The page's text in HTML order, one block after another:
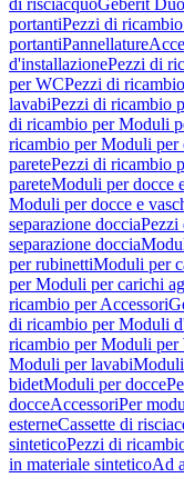
di risciacquoGeberit
portantiPezzi di
portantiPannellature
d'installazionePezzi di
per WCPezzi di
lavabiPezzi di ricambio
di ricambio per Moduli
ricambio per Moduli per
paretePezzi di ricambio
pareteModuli per docce
Moduli per docce e
separazione docciaPezzi
separazione doccia
per rubinettiModuli per
per Moduli per carichi
ricambio per Accessori
di ricambio per Moduli
ricambio per Moduli per
Moduli per lavabi
bidetModuli per docce
docceAccessoriPer
esterneCassette di
sinteticoPezzi di
in materiale sinteticoAd